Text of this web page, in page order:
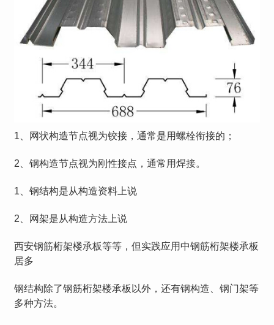
1、网状构造节点视为铰接，通常是用螺栓衔接的；
2、钢构造节点视为刚性接点，通常用焊接。
1、钢结构是从构造资料上说
2、网架是从构造方法上说
西安钢筋桁架楼承板等等，但实践应用中钢筋桁架楼承板
居多
钢结构除了钢筋桁架楼承板以外，还有钢构造、钢门架等
多种方法。